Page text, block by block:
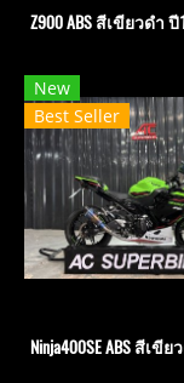
New
Best Seller